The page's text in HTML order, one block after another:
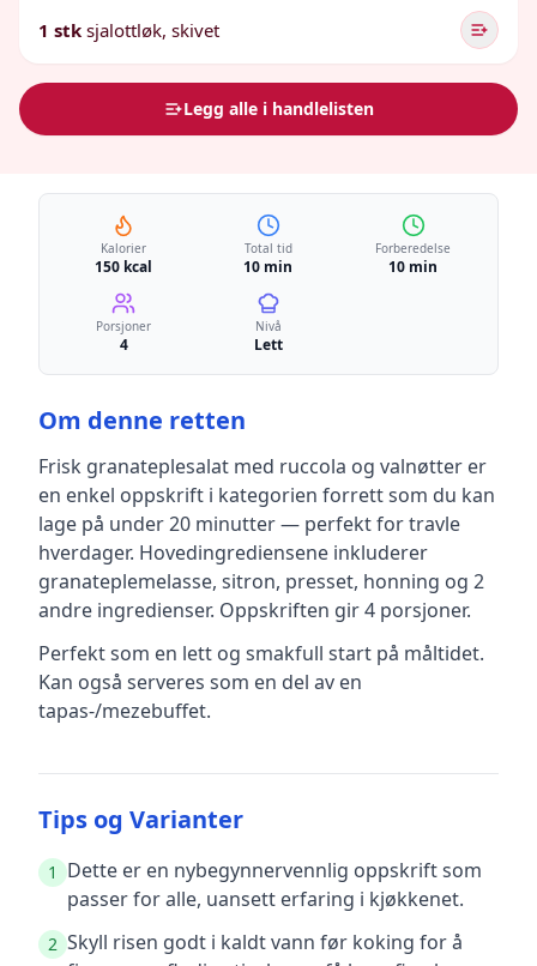
1 stk sjalottløk, skivet
Legg alle i handlelisten
Kalorier
150 kcal
Total tid
10 min
Forberedelse
10 min
Porsjoner
4
Nivå
Lett
Om denne retten
Frisk granateplesalat med ruccola og valnøtter er
en enkel oppskrift i kategorien forrettsom du kan
lage på under 20 minutter — perfekt for travle
hverdager. Hovedingrediensene inkluderer
granateplemelasse, sitron, presset, honning og 2
andre ingredienser. Oppskriften gir4 porsjoner.
Perfekt som en lett og smakfull start på måltidet.
Kan også serveres som en del av en
tapas-/mezebuffet.
Tips og Varianter
1
Dette er en nybegynnervennlig oppskrift som
passer for alle, uansett erfaring i kjøkkenet.
2 Skyll risen godt i kaldt vann før koking for å